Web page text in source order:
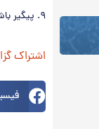
۹. پیگیر باشید.
اشتراک